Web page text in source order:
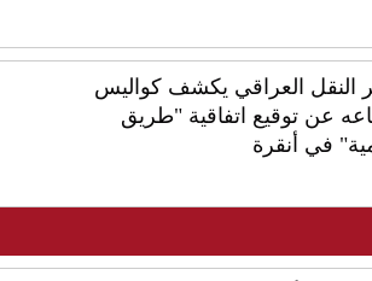
النقل العراقي يكشف كواليس
عن توقيع اتفاقية "طريق
في أنقرة